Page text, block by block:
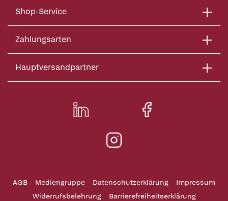
Shop-Service
Zahlungsarten
Hauptversandpartner
AGB Mediengruppe Datenschutzerklärung
Impressum
Widerrufsbelehrung
Barrierefreiheitserklärung